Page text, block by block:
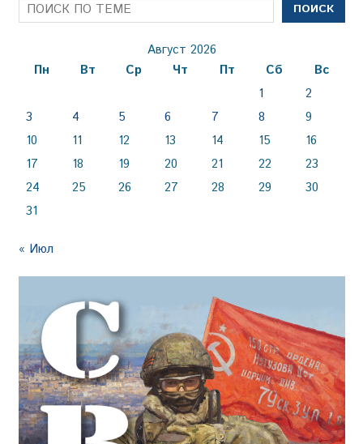
ПОИСК
Август 2026
Пн
Вт Ср Чт Пт Сб
Вс
1
2
3
4 5 6 7 8
9
10
11 12 13 14 15
16
17
18 19 20 21 22
23
24
25 26 27 28 29
30
31
« Июл